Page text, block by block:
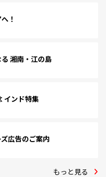
！
湘南・江の島
インド特集
広告のご案内
もっと見る